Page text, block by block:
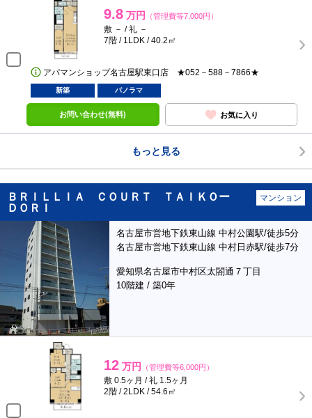
9.8 万円 （管理費等7,000円）
敷 － / 礼 －
7階 / 1LDK / 40.2㎡
アパマンショップ名古屋駅東口店 ★052－588－7866★
新築 パノラマ
お問い合わせ(無料) お気に入り
もっと見る
ＢＲＩＬＬＩＡ ＣＯＵＲＴ ＴＡＩＫＯー
ＤＯＲＩ
マンション
名古屋市営地下鉄東山線 中村公園駅/徒歩5分
名古屋市営地下鉄東山線 中村日赤駅/徒歩7分
愛知県名古屋市中村区太閤通７丁目
10階建 / 築0年
12 万円 （管理費等6,000円）
敷 0.5ヶ月 / 礼 1.5ヶ月
2階 / 2LDK / 54.6㎡